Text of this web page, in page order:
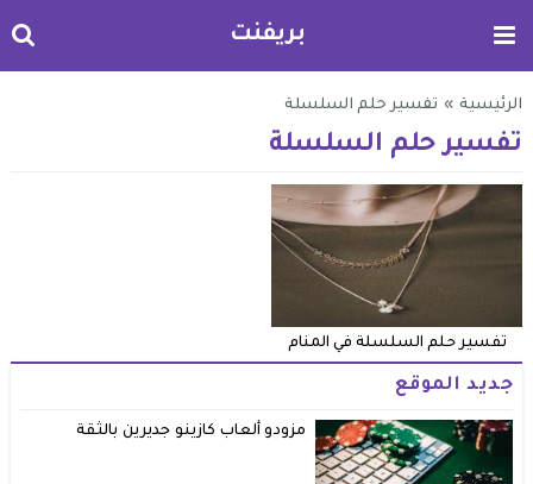
بريفنت
الرئيسية » تفسير حلم السلسلة
تفسير حلم السلسلة
تفسير حلم السلسلة في المنام
جديد الموقع
مزودو ألعاب كازينو جديرين بالثقة